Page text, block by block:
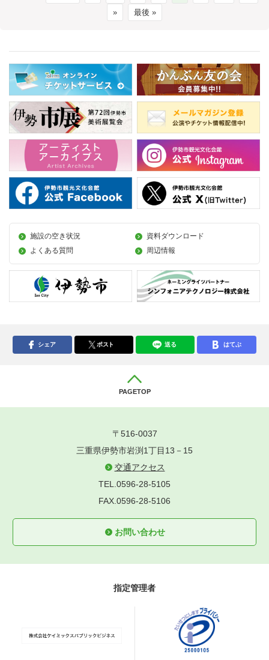
»
最後 »
施設の空き状況
資料ダウンロード
よくある質問
周辺情報
シェア ポスト 送る はてぶ
PAGETOP
〒516-0037
三重県伊勢市岩渕1丁目13－15
交通アクセス
TEL.0596-28-5105
FAX.0596-28-5106
お問い合わせ
指定管理者